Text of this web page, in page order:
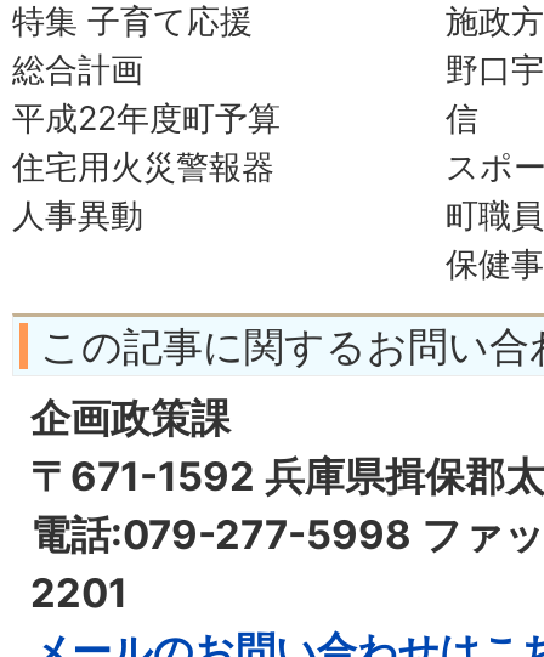
特集 子育て応援
総合計画
平成22年度町予算
住宅用火災警報器
人事異動
施政
野口
信
スポ
町職
保健
この記事に関するお問い合
企画政策課
〒671-1592 兵庫県揖保郡
電話:079-277-5998 ファ
2201